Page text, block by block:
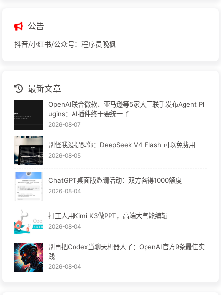
公告
抖音/小红书/公众号：程序员晚枫
最新文章
OpenAI联合微软、亚马逊等5家大厂联手发布Agent Pl
ugins：AI插件终于要统一了
2026-08-07
别怪我没提醒你：DeepSeek V4 Flash 可以免费用
2026-08-05
ChatGPT桌面版邀请活动：双方各得1000额度
2026-08-04
打工人用Kimi K3做PPT，高端大气能编辑
2026-08-04
别再把Codex当聊天机器人了：OpenAI官方9条最佳实
践
2026-08-04